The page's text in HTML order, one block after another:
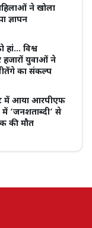
ने खोला
ज्ञापन
हां... विश्व
हजारों युवाओं ने
का संकल्प
में आया आरपीएफ
‘जनशताब्दी’ से
की मौत